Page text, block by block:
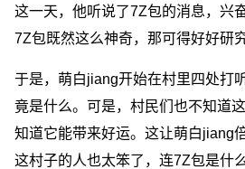
这一天，他听说了7Z包的消息，兴
7Z包既然这么神奇，那可得好好研
于是，萌白jiang开始在村里四处打
竟是什么。可是，村民们也不知道
知道它能带来好运。这让萌白jiang
这村子的人也太笨了，连7Z包是什